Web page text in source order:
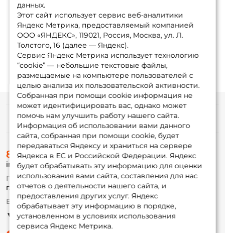
данных.
Этот сайт использует сервис веб-аналитики
Яндекс Метрика, предоставляемый компанией
ООО «ЯНДЕКС», 119021, Россия, Москва, ул. Л.
Толстого, 16 (далее — Яндекс).
Сервис Яндекс Метрика использует технологию
“cookie” — небольшие текстовые файлы,
размещаемые на компьютере пользователей с
целью анализа их пользовательской активности.
Собранная при помощи cookie информация не
может идентифицировать вас, однако может
помочь нам улучшить работу нашего сайта.
Информация об использовании вами данного
сайта, собранная при помощи cookie, будет
передаваться Яндексу и храниться на сервере
Яндекса в ЕС и Российской Федерации. Яндекс
будет обрабатывать эту информацию для оценки
использования вами сайта, составления для нас
отчетов о деятельности нашего сайта, и
предоставления других услуг. Яндекс
обрабатывает эту информацию в порядке,
установленном в условиях использования
сервиса Яндекс Метрика.
Информация
О магазине
Доставка
Оплата
Fox-bonus
Гуру
Партнерская программа
8 (495) 532-77-88
info@foxfishing.ru
По вопросам с заказом
г. Москва, ул. Плеханова д.7
Ежедневно 10:00 до 20:00